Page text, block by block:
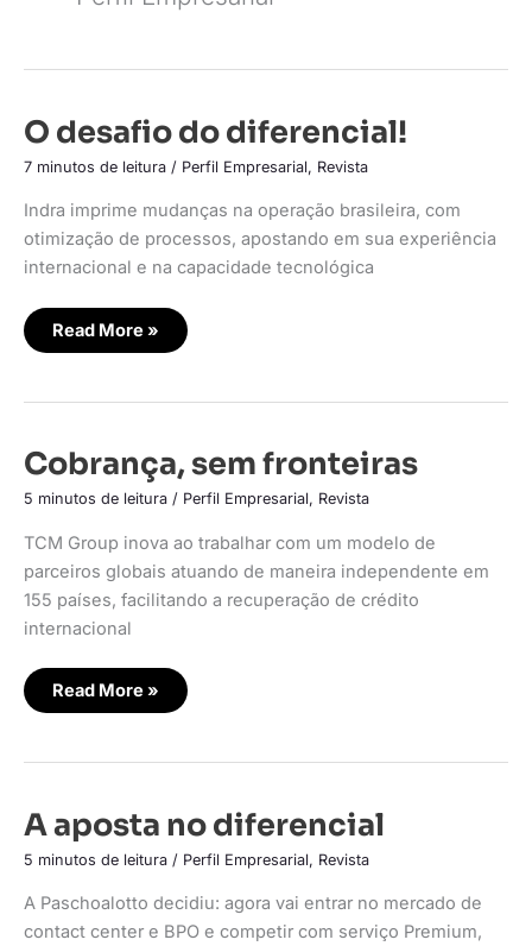
O desafio do diferencial!
7 minutos de leitura / Perfil Empresarial, Revista
Indra imprime mudanças na operação brasileira, com
otimização de processos, apostando em sua experiência
internacional e na capacidade tecnológica
O
desafio
diferencial!
Read More »
Cobrança, sem fronteiras
5 minutos de leitura / Perfil Empresarial, Revista
TCM Group inova ao trabalhar com um modelo de
parceiros globais atuando de maneira independente em
155 países, facilitando a recuperação de crédito
internacional
Cobrança,
sem
Read More »
A aposta no diferencial
5 minutos de leitura / Perfil Empresarial, Revista
A Paschoalotto decidiu: agora vai entrar no mercado de
contact center e BPO e competir com serviço Premium,
A
aposta
diferencial